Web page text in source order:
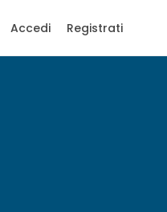
Accedi Registrati